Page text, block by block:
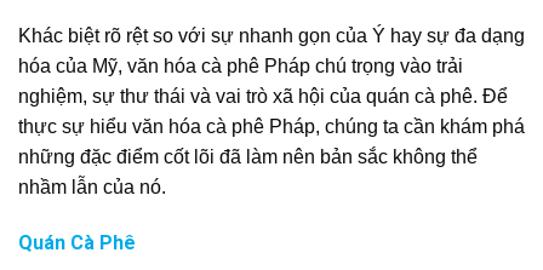
Khác biệt rõ rệt so với sự nhanh gọn của Ý hay sự đa dạng
hóa của Mỹ, văn hóa cà phê Pháp chú trọng vào trải
nghiệm, sự thư thái và vai trò xã hội của quán cà phê. Để
thực sự hiểu văn hóa cà phê Pháp, chúng ta cần khám phá
những đặc điểm cốt lõi đã làm nên bản sắc không thể
nhầm lẫn của nó.
Quán Cà Phê